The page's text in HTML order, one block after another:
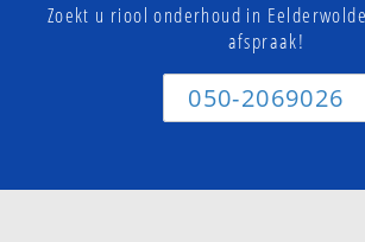
Zoekt u riool onderhoud in
afspraak!
050-2069026